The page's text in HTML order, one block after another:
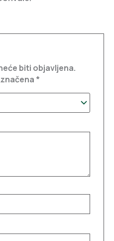
biti objavljena.
*